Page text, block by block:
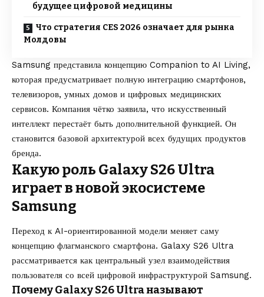
будущее цифровой медицины
Что стратегия CES 2026 означает для рынка
Молдовы
Samsung представила концепцию Companion to AI Living,
которая предусматривает полную интеграцию смартфонов,
телевизоров, умных домов и цифровых медицинских
сервисов. Компания чётко заявила, что искусственный
интеллект перестаёт быть дополнительной функцией. Он
становится базовой архитектурой всех будущих продуктов
бренда.
Какую роль Galaxy S26 Ultra
играет в новой экосистеме
Samsung
Переход к AI-ориентированной модели меняет саму
концепцию флагманского смартфона. Galaxy S26 Ultra
рассматривается как центральный узел взаимодействия
пользователя со всей цифровой инфраструктурой Samsung.
Почему Galaxy S26 Ultra называют